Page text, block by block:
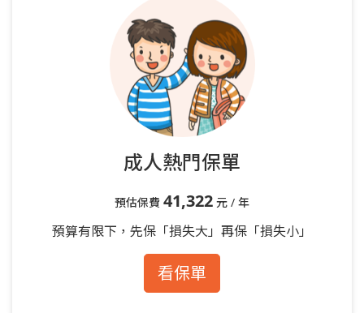
成人熱門保單
預估保費 41,322 元 / 年
預算有限下，先保「損失大」再保「損失小」
看保單